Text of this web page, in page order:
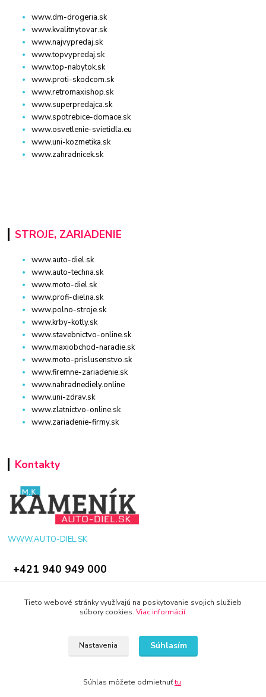
www.dm-drogeria.sk
www.kvalitnytovar.sk
www.najvypredaj.sk
www.topvypredaj.sk
www.top-nabytok.sk
www.proti-skodcom.sk
www.retromaxishop.sk
www.superpredajca.sk
www.spotrebice-domace.sk
www.osvetlenie-svietidla.eu
www.uni-kozmetika.sk
www.zahradnicek.sk
STROJE, ZARIADENIE
www.auto-diel.sk
www.auto-techna.sk
www.moto-diel.sk
www.profi-dielna.sk
www.polno-stroje.sk
www.krby-kotly.sk
www.stavebnictvo-online.sk
www.maxiobchod-naradie.sk
www.moto-prislusenstvo.sk
www.firemne-zariadenie.sk
www.nahradnediely.online
www.uni-zdrav.sk
www.zlatnictvo-online.sk
www.zariadenie-firmy.sk
Kontakty
WWW.AUTO-DIEL.SK
+421 940 949 000
© 2024 Všetky práva vyhradené KAMENIK.SK
Tieto webové stránky využívajú na poskytovanie svojich služieb
súbory cookies. Viac informácií.
Nastavenia Súhlasím
Súhlas môžete odmietnuťtu.